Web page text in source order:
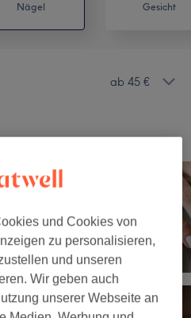
Nägel Gesicht
ab 45 €
und Cookies von
zu personalisieren,
und unseren
Wir geben auch
unserer Webseite an